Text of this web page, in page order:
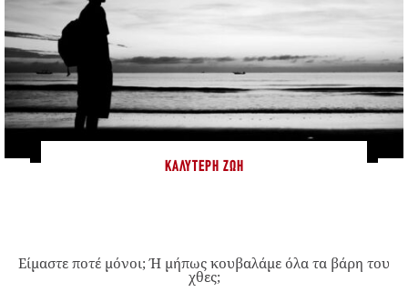
ΚΑΛΎΤΕΡΗ ΖΩΉ
Είμαστε ποτέ μόνοι; Ή μήπως κουβαλάμε όλα τα βάρη του
χθες;